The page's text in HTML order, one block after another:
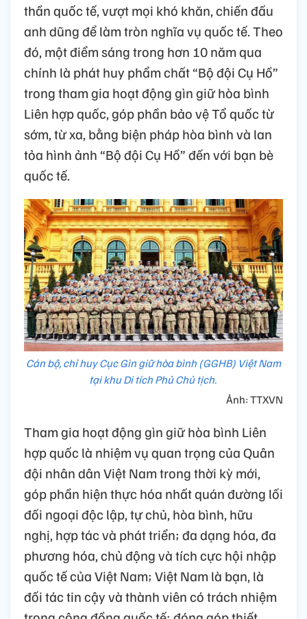
thần quốc tế, vượt mọi khó khăn, chiến đấu
anh dũng để làm tròn nghĩa vụ quốc tế. Theo
đó, một điểm sáng trong hơn 10 năm qua
chính là phát huy phẩm chất “Bộ đội Cụ Hồ”
trong tham gia hoạt động gìn giữ hòa bình
Liên hợp quốc, góp phần bảo vệ Tổ quốc từ
sớm, từ xa, bằng biện pháp hòa bình và lan
tỏa hình ảnh “Bộ đội Cụ Hồ” đến với bạn bè
quốc tế.
Cán bộ, chỉ huy Cục Gìn giữ hòa bình (GGHB) Việt Nam
tại khu Di tích Phủ Chủ tịch.
Ảnh: TTXVN
Tham gia hoạt động gìn giữ hòa bình Liên
hợp quốc là nhiệm vụ quan trọng của Quân
đội nhân dân Việt Nam trong thời kỳ mới,
góp phần hiện thực hóa nhất quán đường lối
đối ngoại độc lập, tự chủ, hòa bình, hữu
nghị, hợp tác và phát triển; đa dạng hóa, đa
phương hóa, chủ động và tích cực hội nhập
quốc tế của Việt Nam; Việt Nam là bạn, là
đối tác tin cậy và thành viên có trách nhiệm